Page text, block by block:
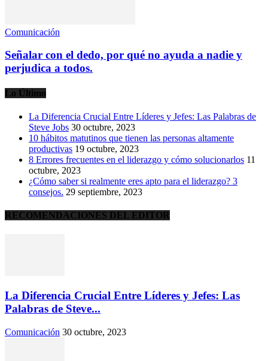
Comunicación
Señalar con el dedo, por qué no ayuda a nadie y
perjudica a todos.
Lo Último
La Diferencia Crucial Entre Líderes y Jefes: Las Palabras de
Steve Jobs 30 octubre, 2023
10 hábitos matutinos que tienen las personas altamente
productivas 19 octubre, 2023
8 Errores frecuentes en el liderazgo y cómo solucionarlos 11
octubre, 2023
¿Cómo saber si realmente eres apto para el liderazgo? 3
consejos. 29 septiembre, 2023
RECOMENDACIONES DEL EDITOR
La Diferencia Crucial Entre Líderes y Jefes: Las
Palabras de Steve...
Comunicación 30 octubre, 2023